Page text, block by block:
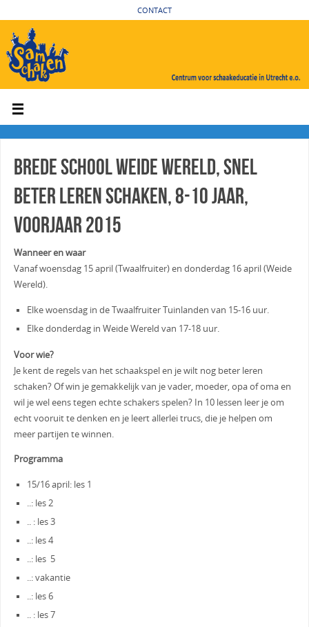
CONTACT
Brede School Weide Wereld, Snel
beter leren schaken, 8-10 jaar,
voorjaar 2015
Wanneer en waar
Vanaf woensdag 15 april (Twaalfruiter) en donderdag 16 april (Weide
Wereld).
Elke woensdag in de Twaalfruiter Tuinlanden van 15-16 uur.
Elke donderdag in Weide Wereld van 17-18 uur.
Voor wie?
Je kent de regels van het schaakspel en je wilt nog beter leren
schaken? Of win je gemakkelijk van je vader, moeder, opa of oma en
wil je wel eens tegen echte schakers spelen? In 10 lessen leer je om
echt vooruit te denken en je leert allerlei trucs, die je helpen om
meer partijen te winnen.
Programma
15/16 april: les 1
..: les 2
.. : les 3
..: les 4
..: les 5
..: vakantie
..: les 6
.. : les 7